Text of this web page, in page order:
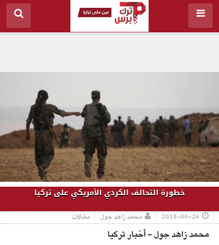
خطورة التحالف الكردي الأمريكي على تركيا
2015-06-26 محمد زاهد جول مقالات
محمد زاهد جول - أخبار تركيا